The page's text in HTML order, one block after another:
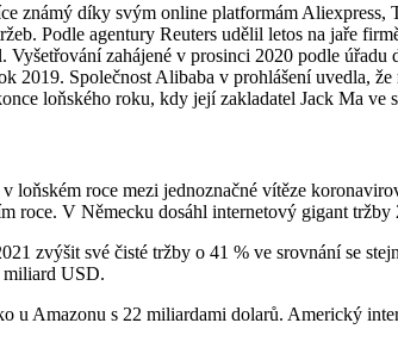
známý díky svým online platformám
Podle agentury Reuters udělil letos na jaře
zahájené v prosinci 2020 podle
2019. Společnost Alibaba v prohlášení uvedla,
loňského roku, kdy její zakladatel Jack Ma ve
loňském roce mezi jednoznačné vítěze
roce. V Německu dosáhl internetový gigant
zvýšit své čisté tržby o 41 % ve srovnání se
miliard USD.
u Amazonu s 22 miliardami dolarů. Americký